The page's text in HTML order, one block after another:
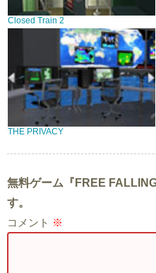
Closed Train 2
THE PRIVACY
無料ゲーム『FREE
す。
コメント ※